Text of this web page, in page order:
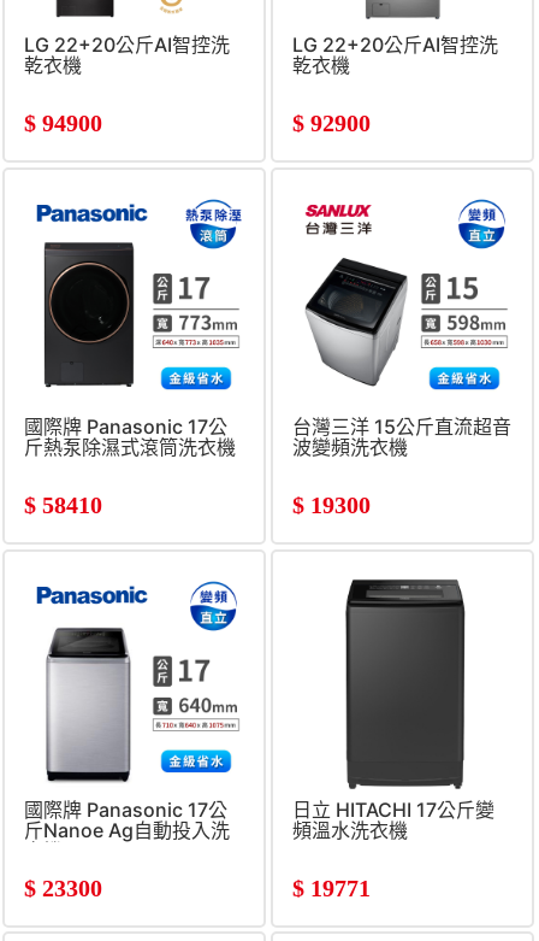
LG 22+20公斤AI智控洗
乾衣機
$ 94900
LG 22+20公斤AI智控洗
乾衣機
$ 92900
國際牌 Panasonic 17公
斤熱泵除濕式滾筒洗衣機
$ 58410
台灣三洋 15公斤直流超音
波變頻洗衣機
$ 19300
國際牌 Panasonic 17公
斤Nanoe Ag自動投入洗
衣機
$ 23300
日立 HITACHI 17公斤變
頻溫水洗衣機
$ 19771